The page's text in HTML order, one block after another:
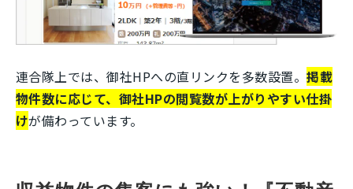
連合隊上では、御社HPへの直リンクを多数設置。掲載
物件数に応じて、御社HPの閲覧数が上がりやすい仕掛
けが備わっています。